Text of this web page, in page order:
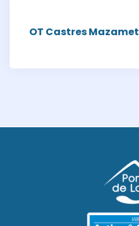
OT Castres Mazamet